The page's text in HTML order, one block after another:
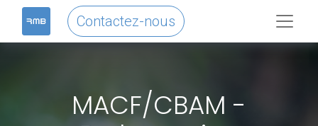
Contactez-nous
MACF/CBAM -